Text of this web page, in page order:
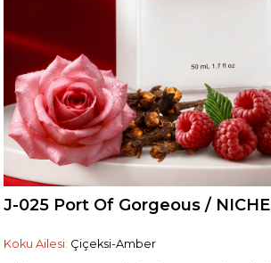
J-025 Port Of Gorgeous / NICHE
Koku Ailesi: Çiçeksi-Amber